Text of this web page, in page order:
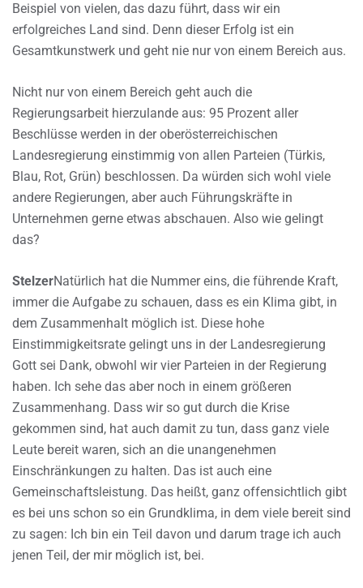
Beispiel von vielen, das dazu führt, dass wir ein
erfolgreiches Land sind. Denn dieser Erfolg ist ein
Gesamtkunstwerk und geht nie nur von einem Bereich aus.
Nicht nur von einem Bereich geht auch die
Regierungsarbeit hierzulande aus: 95 Prozent aller
Beschlüsse werden in der oberösterreichischen
Landesregierung einstimmig von allen Parteien (Türkis,
Blau, Rot, Grün) beschlossen. Da würden sich wohl viele
andere Regierungen, aber auch Führungskräfte in
Unternehmen gerne etwas abschauen. Also wie gelingt
das?
StelzerNatürlich hat die Nummer eins, die führende Kraft,
immer die Aufgabe zu schauen, dass es ein Klima gibt, in
dem Zusammenhalt möglich ist. Diese hohe
Einstimmigkeitsrate gelingt uns in der Landesregierung
Gott sei Dank, obwohl wir vier Parteien in der Regierung
haben. Ich sehe das aber noch in einem größeren
Zusammenhang. Dass wir so gut durch die Krise
gekommen sind, hat auch damit zu tun, dass ganz viele
Leute bereit waren, sich an die unangenehmen
Einschränkungen zu halten. Das ist auch eine
Gemeinschaftsleistung. Das heißt, ganz offensichtlich gibt
es bei uns schon so ein Grundklima, in dem viele bereit sind
zu sagen: Ich bin ein Teil davon und darum trage ich auch
jenen Teil, der mir möglich ist, bei.